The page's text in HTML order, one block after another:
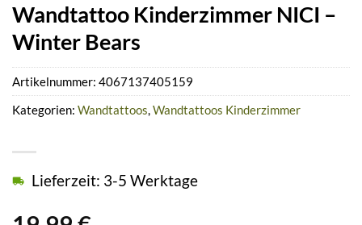
Wandtattoo Kinderzimmer NICI –
Winter Bears
Lieferzeit: 3-5 Werktage
Artikelnummer: 4067137405159
Kategorien: Wandtattoos Wandtattoos Kinderzimmer